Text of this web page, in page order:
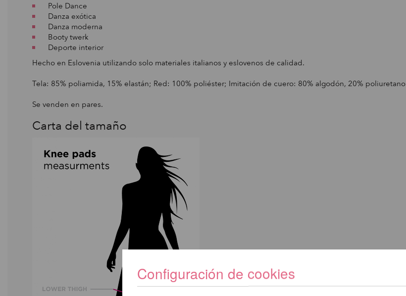
Pole Dance
Danza exótica
Danza moderna
Booty twerk
Deporte interior
Hecho en Eslovenia utilizando solo materiales italianos y eslovenos de calidad.
Tela: 85% poliamida, 15% elastán; Red: 100% poliéster; Imitación de cuero: 80% algodón, 20% poliuretano
Se venden en pares.
Carta del tamaño
Configuración de cookies